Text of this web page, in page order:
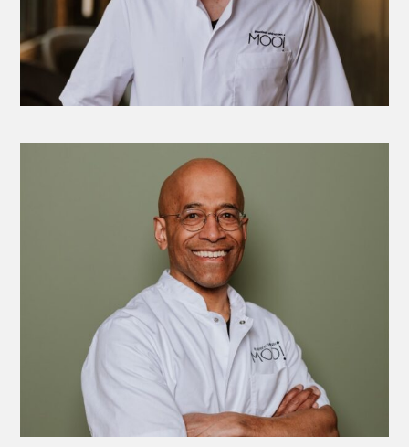
John Sawor